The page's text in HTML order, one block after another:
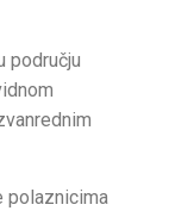
području
polaznicima